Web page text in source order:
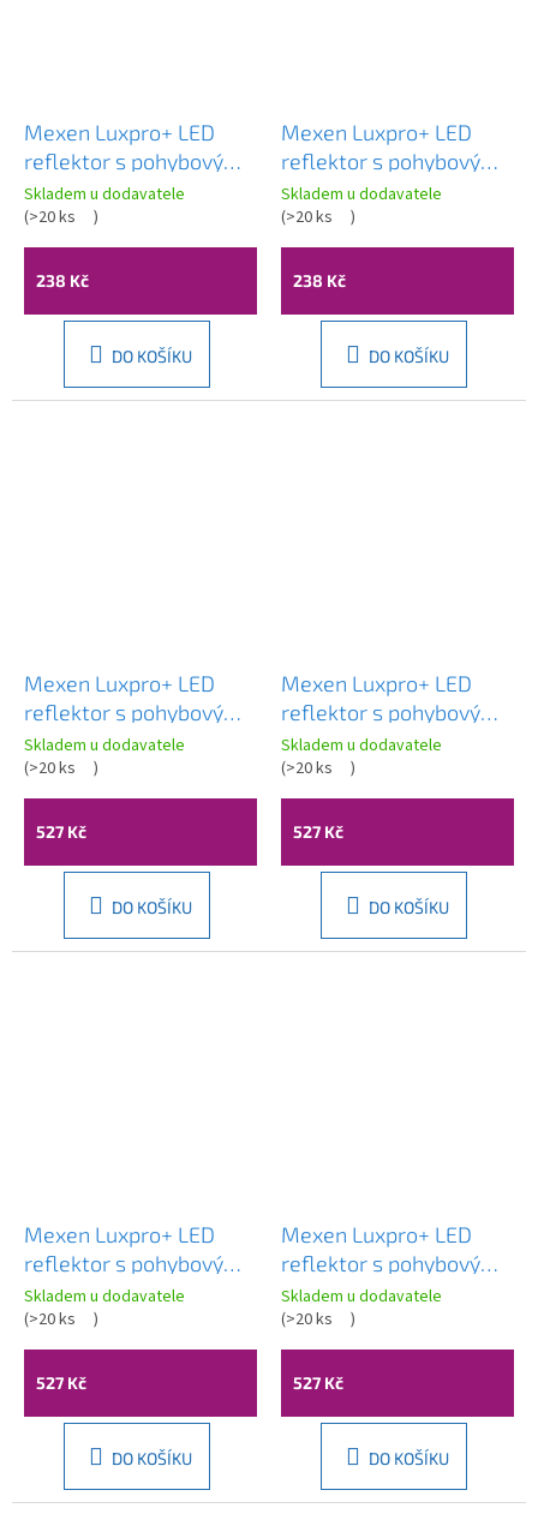
Mexen Luxpro+ LED
reflektor s pohybovým
senzorem, 10W,
neutrální - 4000K, 1100
lm, černá - L236-010-
40-70
Skladem u dodavatele
(>20 ks )
238 Kč
DO KOŠÍKU
Mexen Luxpro+ LED
reflektor s pohybovým
senzorem, 10W,
neutrální - 4000K, 1100
lm, bílá - L236-010-40-
20
Skladem u dodavatele
(>20 ks )
238 Kč
DO KOŠÍKU
Mexen Luxpro+ LED
reflektor s pohybovým
senzorem, 100W,
studená - 6500K, 11000
lm, černá - L236-070-
65-70
Skladem u dodavatele
(>20 ks )
527 Kč
DO KOŠÍKU
Mexen Luxpro+ LED
reflektor s pohybovým
senzorem, 100W,
studená - 6500K, 11000
lm, bílá - L236-100-65-
20
Skladem u dodavatele
(>20 ks )
527 Kč
DO KOŠÍKU
Mexen Luxpro+ LED
reflektor s pohybovým
senzorem, 100W,
neutrální - 4000K,
11000 lm, černá - L236-
100-40-70
Skladem u dodavatele
(>20 ks )
527 Kč
DO KOŠÍKU
Mexen Luxpro+ LED
reflektor s pohybovým
senzorem, 100W,
neutrální - 4000K,
11000 lm, bílá - L236-
100-40-20
Skladem u dodavatele
(>20 ks )
527 Kč
DO KOŠÍKU